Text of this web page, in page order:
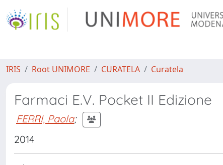
IRIS Root UNIMORE CURATELA Curatela
Farmaci E.V. Pocket II Edizione
FERRI, Paola;
2014